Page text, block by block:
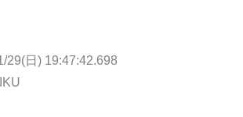
29(日) 19:47:42.698